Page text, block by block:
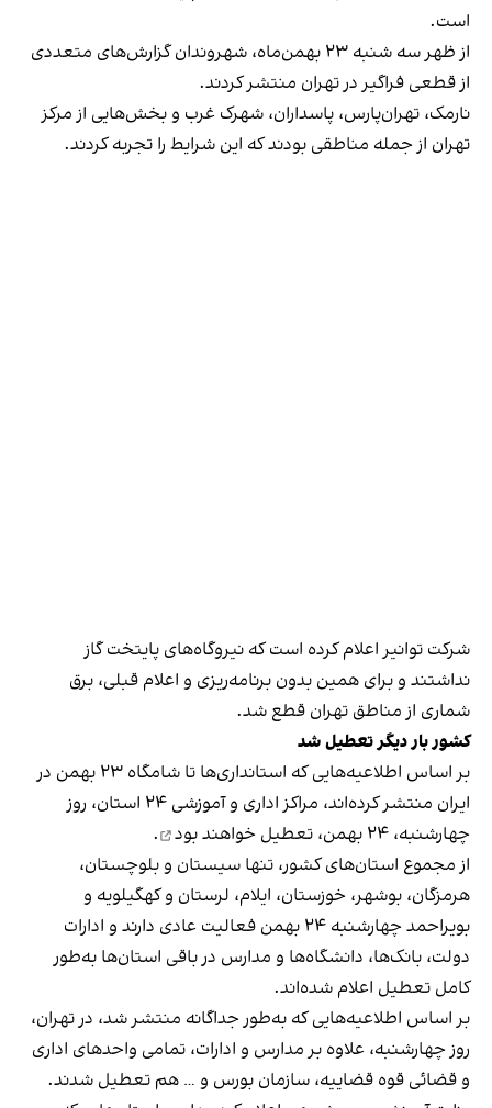
است.
از ظهر سه شنبه ۲۳ بهمن‌ماه، شهروندان گزارش‌های متعددی
از قطعی فراگیر در تهران منتشر کردند.
نارمک، تهران‌پارس، پاسداران، شهرک غرب و بخش‌هایی از مرکز
تهران از جمله مناطقی بودند که این شرایط را تجربه کردند.
شرکت توانیر اعلام کرده است که نیروگاه‌های پایتخت گاز
نداشتند و برای همین بدون برنامه‌ریزی و اعلام قبلی، برق
شماری از مناطق تهران قطع شد.
کشور بار دیگر تعطیل شد
بر اساس اطلاعیه‌هایی که استانداری‌ها تا شامگاه ۲۳ بهمن در
ایران منتشر کرده‌اند، مراکز اداری و آموزشی ۲۴ استان، روز
چهارشنبه، ۲۴ بهمن،
تعطیل خواهند بود
.
از مجموع استان‌های کشور، تنها سیستان و بلوچستان،
هرمزگان، بوشهر، خوزستان، ایلام، لرستان و کهگیلویه و
بویراحمد چهارشنبه ۲۴ بهمن فعالیت عادی دارند و ادارات
دولت، بانک‌ها، دانشگاه‌ها و مدارس در باقی استان‌ها به‌طور
کامل تعطیل اعلام شده‌اند.
بر اساس اطلاعیه‌هایی که به‌طور جداگانه منتشر شد، در تهران،
روز چهارشنبه، علاوه بر مدارس و ادارات، تمامی واحدهای اداری
و قضائی قوه قضاییه، سازمان بورس و … هم تعطیل شدند.